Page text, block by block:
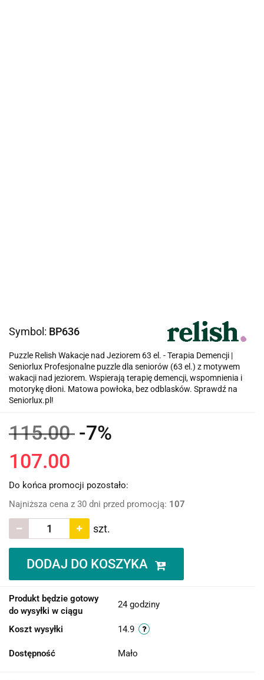
Symbol: BP636
Puzzle Relish Wakacje nad Jeziorem 63 el. - Terapia Demencji |
Seniorlux Profesjonalne puzzle dla seniorów (63 el.) z motywem
wakacji nad jeziorem. Wspierają terapię demencji, wspomnienia i
motorykę dłoni. Matowa powłoka, bez odblasków. Sprawdź na
Seniorlux.pl!
115.00 -7%
107.00
Do końca promocji pozostało:
Najniższa cena z 30 dni przed promocją: 107
szt.
DODAJ DO KOSZYKA
Produkt będzie gotowy
do wysyłki w ciągu
24 godziny
Koszt wysyłki 14.9
Dostępność Mało